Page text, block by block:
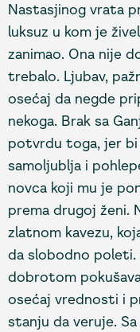
Nastasjinog vrata
luksuz u kom je
zanimao. Ona nije
trebalo. Ljubav,
osećaj da negde
nekoga. Brak sa
potvrdu toga, jer
samoljublja i
novca koji mu je
prema drugoj ženi.
zlatnom kavezu,
da slobodno poleti.
dobrotom
osećaj vrednosti i
stanju da veruje.